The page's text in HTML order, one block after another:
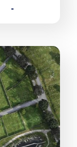
-